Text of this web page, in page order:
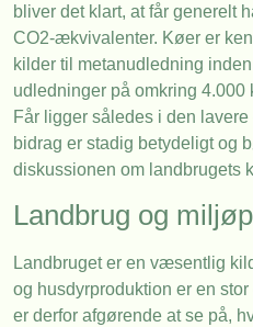
bliver det klart, at får generelt
CO2-ækvivalenter. Køer er
kilder til metanudledning
udledninger på omkring
Får ligger således i den
bidrag er stadig betydeligt og
diskussionen om landbrugets
Landbrug og
Landbruget er en væsentlig
og husdyrproduktion er en
er derfor afgørende at se på,